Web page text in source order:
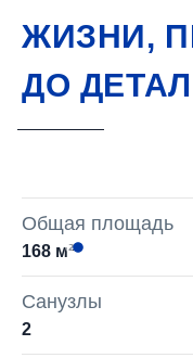
ЖИЗНИ,
ДО
Общая площадь
168 м²
Санузлы
2